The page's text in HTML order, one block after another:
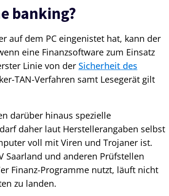
banking?
auf dem PC eingenistet hat, kann der
eine Finanzsoftware zum Einsatz
Linie von der Sicherheit des
TAN-Verfahren samt Lesegerät gilt
darüber hinaus spezielle
daher laut Herstellerangaben selbst
voll mit Viren und Trojaner ist.
Saarland und anderen Prüfstellen
Finanz-Programme nutzt, läuft nicht
zu landen.